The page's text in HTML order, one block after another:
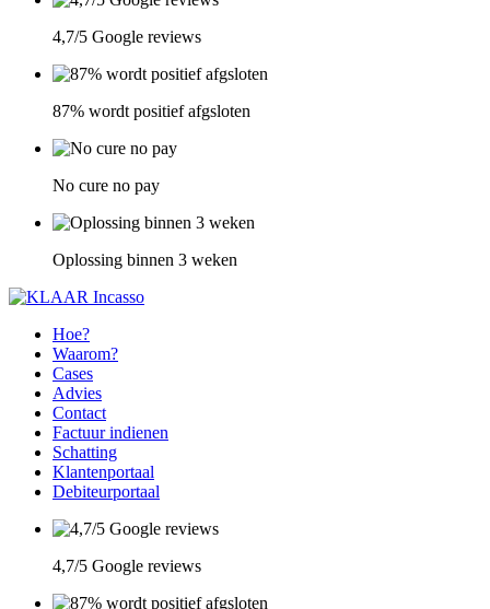
4,7/5 Google reviews
87% wordt positief afgsloten
No cure no pay
Oplossing binnen 3 weken
Hoe?
Waarom?
Cases
Advies
Contact
Factuur indienen
Schatting
Klantenportaal
Debiteurportaal
4,7/5 Google reviews